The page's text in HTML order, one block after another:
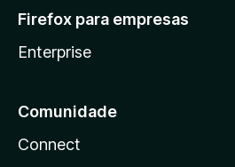
Firefox para empresas
Enterprise
Comunidade
Connect